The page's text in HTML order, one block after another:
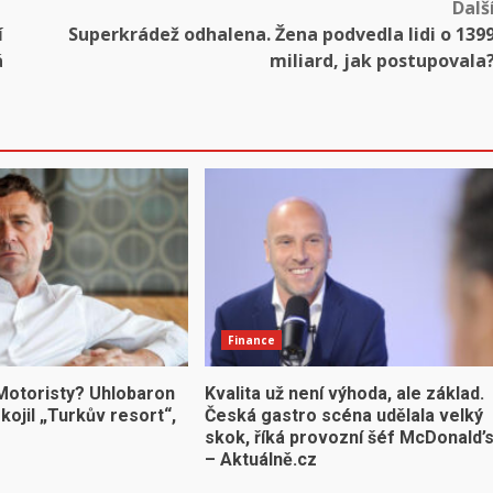
Superkrádež odhalena. Žena podvedla lidi o
miliard, jak
Uhlobaron
„Turkův resort“,
Finance
Kvalita už není výhoda, ale základ.
Česká gastro scéna udělala velký
skok, říká provozní šéf McDonald’s
– Aktuálně.cz